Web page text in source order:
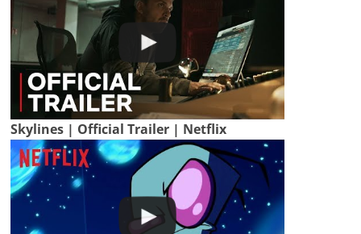
Skylines | Official Trailer | Netflix